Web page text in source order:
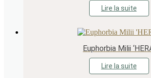
Lire la suite
Euphorbia Milii
Lire la suite